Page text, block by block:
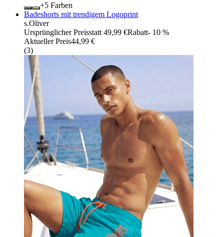
+
Farben
Badeshorts mit trendigem Logoprint
s.Oliver
Ursprünglicher Preisstatt 49,99 €Rabatt- 10 %
Aktueller Preis44,99 €
(3)